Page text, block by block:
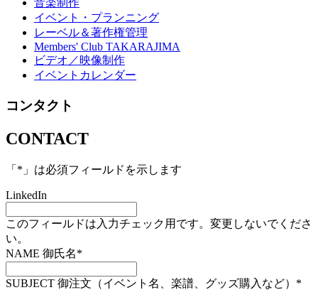
音楽制作
イベント・プランニング
レーベル＆著作権管理
Members' Club TAKARAJIMA
ビデオ／映像制作
イベントカレンダー
コンタクト
CONTACT
「 * 」は必須フィールドを示します
LinkedIn
このフィールドは入力チェック用です。変更しないでくださ
い。
NAME 御氏名*
SUBJECT 御注文（イベント名、楽譜、グッズ購入など） *